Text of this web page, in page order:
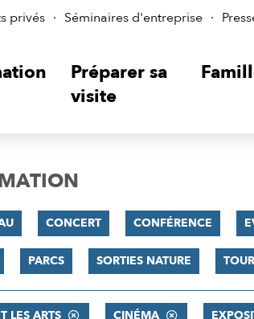
privés Séminaires d'entreprise
Préparer sa
visite
CONCERT CONFÉRENCE
PARCS SORTIES NATURE
LES ARTS CINÉMA